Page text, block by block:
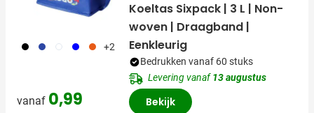
001 023 002 005 007 +2
vanaf 0,99
Koeltas Sixpack | 3 L | Non-
woven | Draagband |
Eenkleurig
Bedrukken vanaf 60 stuks
Levering vanaf13 augustus
Bekijk